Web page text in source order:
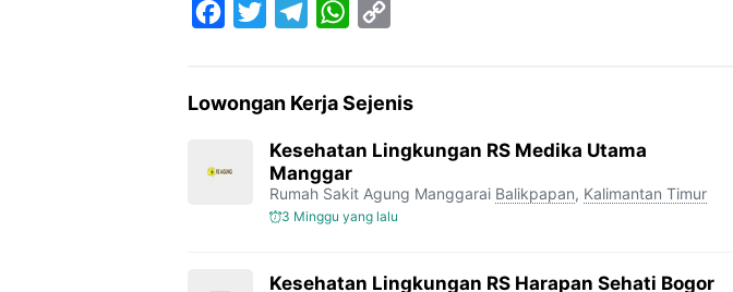
e
o
t
t
e
r
e
g
r
a
W
t
s
A
p
y
L
n
Lowongan Kerja Sejenis
Kesehatan Lingkungan RS Medika Utama
Manggar
Rumah Sakit Agung Manggarai Balikpapan, Kalimantan Timur
3 Minggu yang lalu
Kesehatan Lingkungan RS Harapan Sehati Bogor